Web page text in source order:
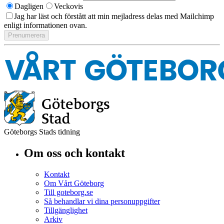
Dagligen
Veckovis
Jag har läst och förstått att min mejladress delas med Mailchimp
enligt informationen ovan.
Göteborgs Stads tidning
Om oss och kontakt
Kontakt
Om Vårt Göteborg
Till goteborg.se
Så behandlar vi dina personuppgifter
Tillgänglighet
Arkiv